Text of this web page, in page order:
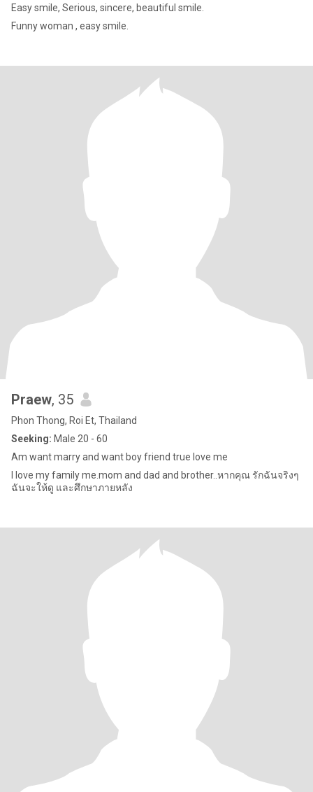
Easy smile, Serious, sincere, beautiful smile.
Funny woman , easy smile.
Praew, 35
Phon Thong, Roi Et, Thailand
Seeking: Male 20 - 60
Am want marry and want boy friend true love me
l love my family me.mom and dad and brother..หากคุณ รักฉันจริงๆ
ฉันจะให้ดู และศึกษาภายหลัง